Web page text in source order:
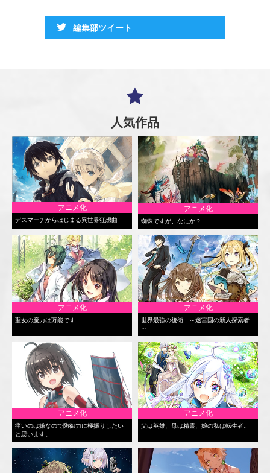
編集部ツイート
人気作品
アニメ化
デスマーチからはじまる異世界狂想曲
アニメ化
蜘蛛ですが、なにか？
アニメ化
聖女の魔力は万能です
アニメ化
世界最強の後衛 ～迷宮国の新人探索者
～
アニメ化
痛いのは嫌なので防御力に極振りしたい
と思います。
アニメ化
父は英雄、母は精霊、娘の私は転生者。